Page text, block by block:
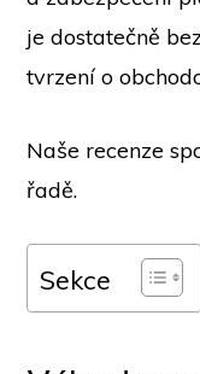
je dostatečně
tvrzení o
Naše recenze
řadě.
Sekce